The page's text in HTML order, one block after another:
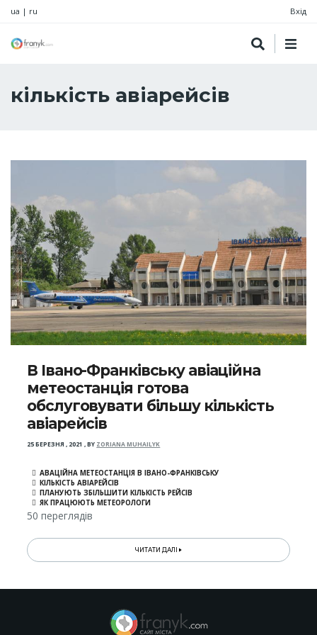
ua | ru Вхід
кількість авіарейсів
В Івано-Франківську авіаційна
метеостанція готова
обслуговувати більшу кількість
авіарейсів
25 БЕРЕЗНЯ , 2021 ,BY ZORIANA MUHAILYK
АВАЦІЙНА МЕТЕОСТАНЦІЯ В ІВАНО-ФРАНКІВСЬКУ
КІЛЬКІСТЬ АВІАРЕЙСІВ
ПЛАНУЮТЬ ЗБІЛЬШИТИ КІЛЬКІСТЬ РЕЙСІВ
ЯК ПРАЦЮЮТЬ МЕТЕОРОЛОГИ
50 переглядів
ЧИТАТИ ДАЛІ